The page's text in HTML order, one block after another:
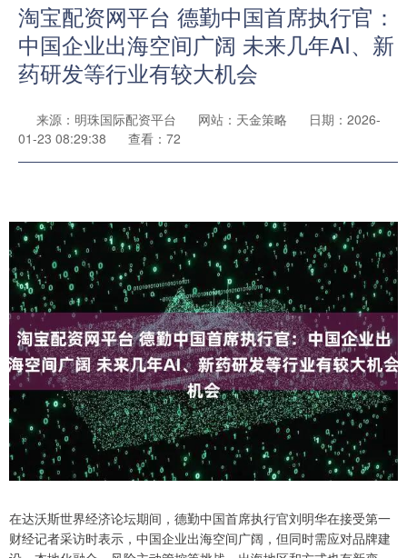
淘宝配资网平台 德勤中国首席执行官：
中国企业出海空间广阔 未来几年AI、新
药研发等行业有较大机会
来源：明珠国际配资平台 网站：天金策略
日期：2026-
01-23 08:29:38
查看：72
在达沃斯世界经济论坛期间，德勤中国首席执行官刘明华在接受第一
财经记者采访时表示，中国企业出海空间广阔，但同时需应对品牌建